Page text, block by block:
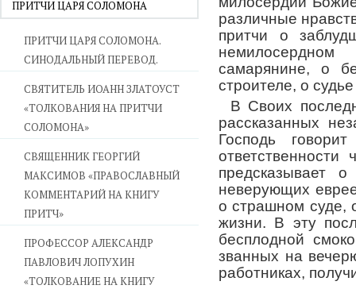
ПРИТЧИ ЦАРЯ СОЛОМОНА
ПРИТЧИ ЦАРЯ СОЛОМОНА.
СИНОДАЛЬНЫЙ ПЕРЕВОД.
СВЯТИТЕЛЬ ИОАНН ЗЛАТОУСТ
«ТОЛКОВАНИЯ НА ПРИТЧИ
СОЛОМОНА»
CВЯЩЕННИК ГЕОРГИЙ
МАКСИМОВ «ПРАВОСЛАВНЫЙ
КОММЕНТАРИЙ НА КНИГУ
ПРИТЧ»
ПРОФЕССОР АЛЕКСАНДР
ПАВЛОВИЧ ЛОПУХИН
«ТОЛКОВАНИЕ НА КНИГУ
различные
притчи о
самарянине, о
строителе, о
В Своих
рассказанных
Господь
предсказывает
неверующих
о страшном суде,
жизни. В эту
бесплодной
званных на
работниках,